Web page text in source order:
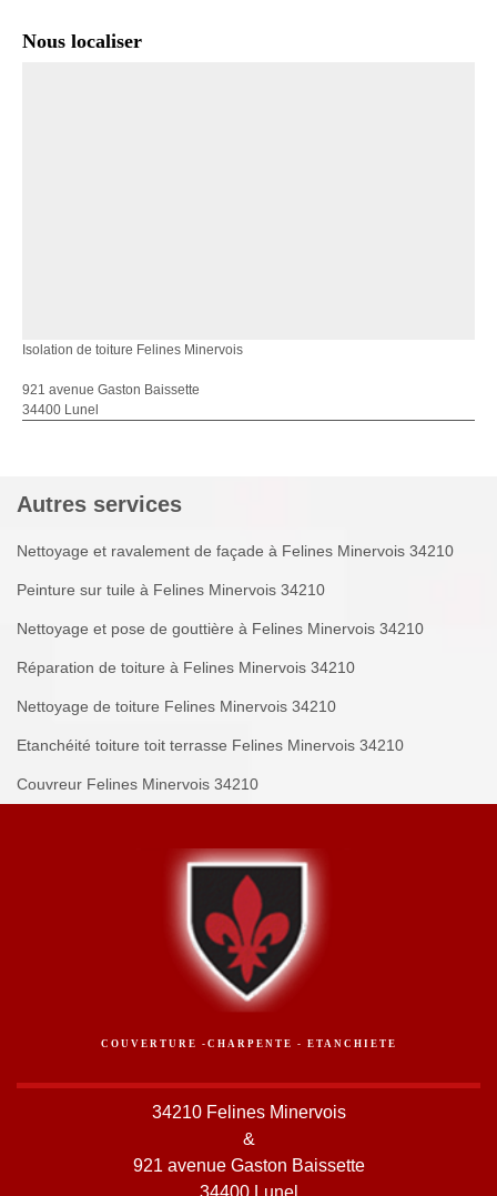
Nous localiser
Isolation de toiture Felines Minervois
921 avenue Gaston Baissette
34400 Lunel
Autres services
Nettoyage et ravalement de façade à Felines Minervois 34210
Peinture sur tuile à Felines Minervois 34210
Nettoyage et pose de gouttière à Felines Minervois 34210
Réparation de toiture à Felines Minervois 34210
Nettoyage de toiture Felines Minervois 34210
Etanchéité toiture toit terrasse Felines Minervois 34210
Couvreur Felines Minervois 34210
COUVERTURE -CHARPENTE - ETANCHIETE
34210 Felines Minervois
&
921 avenue Gaston Baissette
34400 Lunel